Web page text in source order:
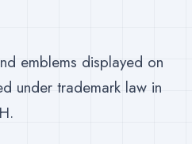
emblems displayed on
under trademark law in